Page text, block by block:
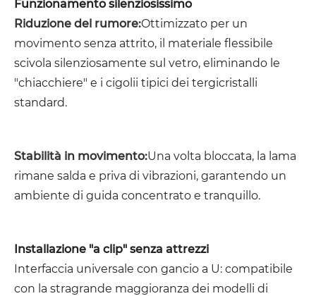
Funzionamento silenziosissimo
Riduzione del rumore:Ottimizzato per un
movimento senza attrito, il materiale flessibile
scivola silenziosamente sul vetro, eliminando le
"chiacchiere" e i cigolii tipici dei tergicristalli
standard.
Stabilità in movimento:Una volta bloccata, la lama
rimane salda e priva di vibrazioni, garantendo un
ambiente di guida concentrato e tranquillo.
Installazione "a clip" senza attrezzi
Interfaccia universale con gancio a U: compatibile
con la stragrande maggioranza dei modelli di